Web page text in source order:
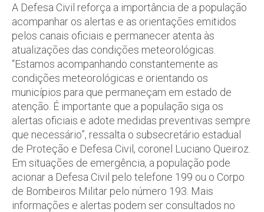
A Defesa Civil reforça a importância de a população
acompanhar os alertas e as orientações emitidos
pelos canais oficiais e permanecer atenta às
atualizações das condições meteorológicas.
“Estamos acompanhando constantemente as
condições meteorológicas e orientando os
municípios para que permaneçam em estado de
atenção. É importante que a população siga os
alertas oficiais e adote medidas preventivas sempre
que necessário”, ressalta o subsecretário estadual
de Proteção e Defesa Civil, coronel Luciano Queiroz.
Em situações de emergência, a população pode
acionar a Defesa Civil pelo telefone 199 ou o Corpo
de Bombeiros Militar pelo número 193. Mais
informações e alertas podem ser consultados no